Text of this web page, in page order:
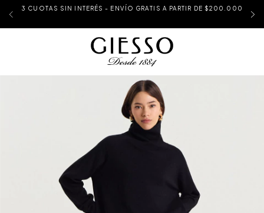
3 CUOTAS SIN INTERÉS - ENVÍO GRATIS A PARTIR DE $200.000